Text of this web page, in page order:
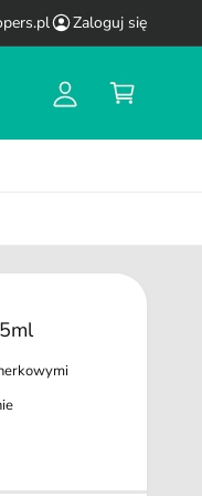
Zaloguj się
l
o
g
u
j
K
o
s
z
y